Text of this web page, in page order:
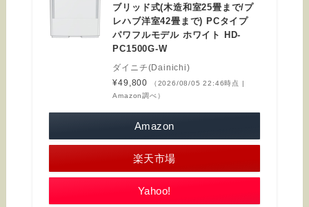
ブリッド式(木造和室25畳まで/プ
レハブ洋室42畳まで) PCタイプ
パワフルモデル ホワイト HD-
PC1500G-W
ダイニチ(Dainichi)
¥49,800
（2026/08/05 22:46時点 |
Amazon調べ）
Amazon
楽天市場
Yahoo!